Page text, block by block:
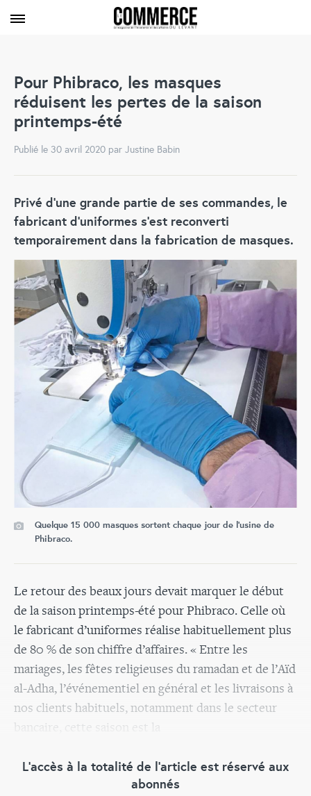
Pour Phibraco, les masques
réduisent les pertes de la saison
printemps-été
Publié le 30 avril 2020 par Justine Babin
Privé d’une grande partie de ses commandes, le
fabricant d’uniformes s’est reconverti
temporairement dans la fabrication de masques.
Quelque 15 000 masques sortent chaque jour de l'usine de
Phibraco.
Le retour des beaux jours devait marquer le début
de la saison printemps-été pour Phibraco. Celle où
le fabricant d’uniformes réalise habituellement plus
de 80 % de son chiffre d’affaires. « Entre les
mariages, les fêtes religieuses du ramadan et de l’Aïd
al-Adha, l’événementiel en général et les livraisons à
nos clients habituels, notamment dans le secteur
bancaire, cette saison est la
L’accès à la totalité de l’article est réservé aux
abonnés